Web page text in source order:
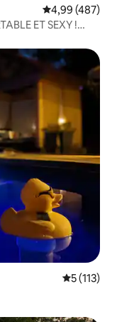
Évaluation
4,99 (487)
ET SEXY !
Évaluation
5 (113)